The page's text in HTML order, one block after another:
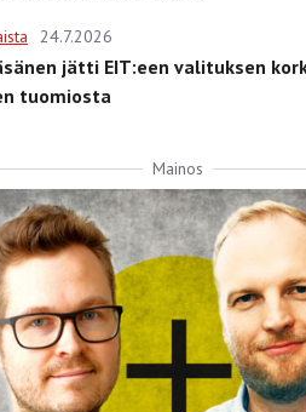
24.7.2026
jätti EIT:een valituksen
tuomiosta
Mainos